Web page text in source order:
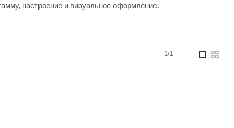
настроение и визуальное оформление.
1/1